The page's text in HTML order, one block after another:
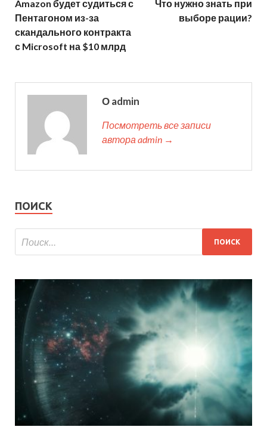
Amazon будет судиться с
Пентагоном из-за
скандального контракта
с Microsoft на $10 млрд
Что нужно знать при
выборе рации?
О admin
Посмотреть все записи
автора admin →
ПОИСК